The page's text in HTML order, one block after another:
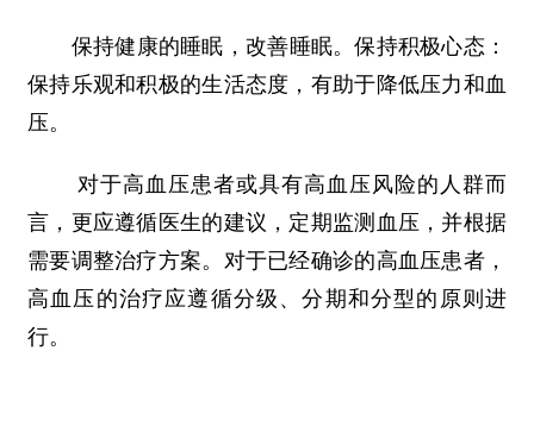
保持健康的睡眠，改善睡眠。保持积极心态：
保持乐观和积极的生活态度，有助于降低压力和血
压。
对于高血压患者或具有高血压风险的人群而
言，更应遵循医生的建议，定期监测血压，并根据
需要调整治疗方案。对于已经确诊的高血压患者，
高血压的治疗应遵循分级、分期和分型的原则进
行。